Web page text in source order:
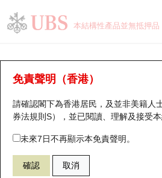
本結構性產品並無抵押品
免責聲明（香港）
請確認閣下為香港居民，及並非美籍人
券法規則S），並已閱讀、理解及接受
未來7日不再顯示本免責聲明。
確認 取消
認股證分析儀
表現 街貨統計 比較
13332 瑞銀認購 9926 康
瑞銀認股證一覽
新發行瑞銀認股證
即將到期認股證
認股證到期結算價查詢
街貨統計
比較
牛熊全景快搜
牛熊證搜尋
牛熊證街貨分佈圖
正股牛熊證列表
街貨統計
比較
十大升幅/跌幅
十大認股證成交分佈
十天股證佔大市成交
資金流
正股分析儀
二十大活躍股份
恒指成份股
國指成份股
持股比重
顯示所有持股比重
每月輪證大市專題
輪證專欄
講座及教育短片
認股證投資者教育